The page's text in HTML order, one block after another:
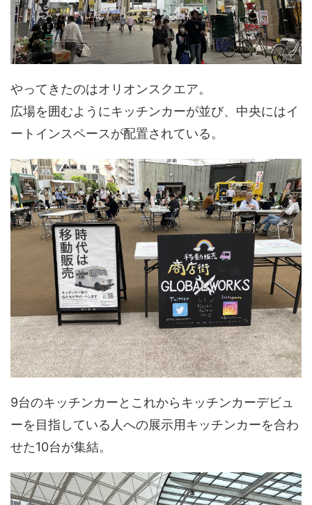
やってきたのはオリオンスクエア。
広場を囲むようにキッチンカーが並び、中央にはイ
ートインスペースが配置されている。
9台のキッチンカーとこれからキッチンカーデビュ
ーを目指している人への展示用キッチンカーを合わ
せた10台が集結。